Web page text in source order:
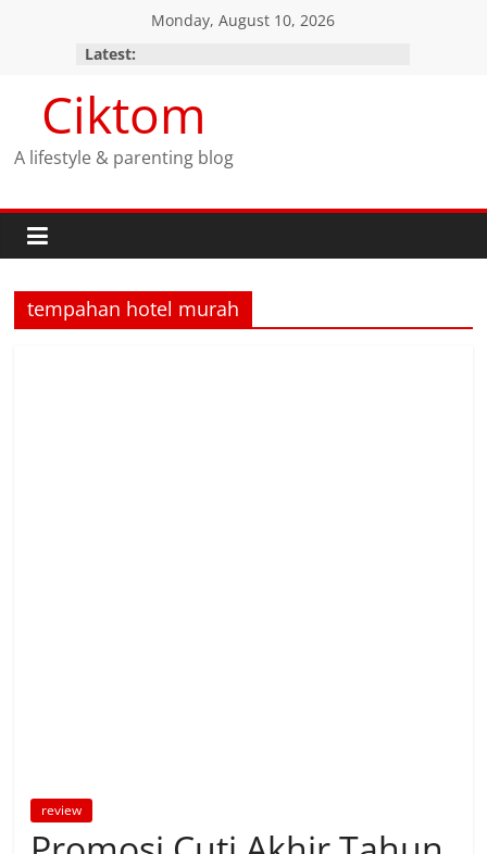
Monday, August 10, 2026
Latest:
Ciktom
A lifestyle & parenting blog
tempahan hotel murah
review